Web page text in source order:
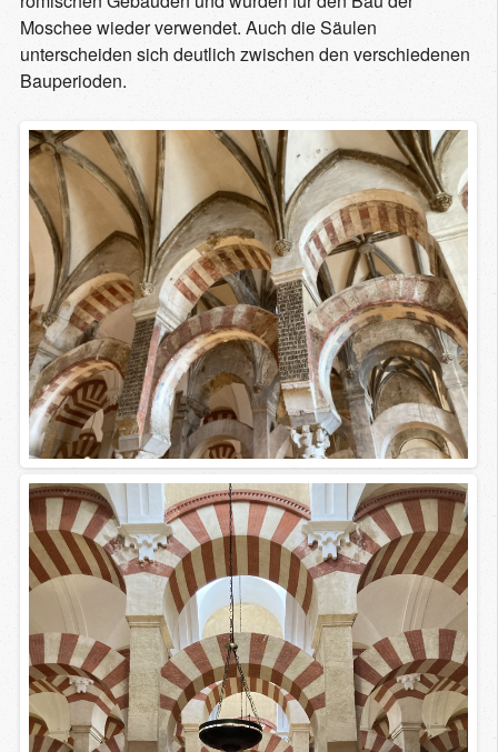
Moschee wieder verwendet. Auch die Säulen
unterscheiden sich deutlich zwischen den verschiedenen
Bauperioden.